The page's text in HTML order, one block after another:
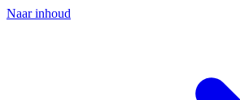
Naar inhoud